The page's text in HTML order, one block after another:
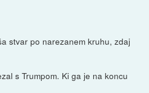
stvar po narezanem kruhu, zdaj
s Trumpom. Ki ga je na koncu